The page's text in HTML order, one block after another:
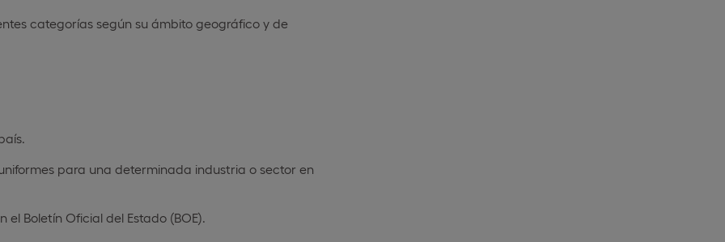
categorías según su ámbito geográfico y de
para una determinada industria o sector en
Boletín Oficial del Estado (BOE).